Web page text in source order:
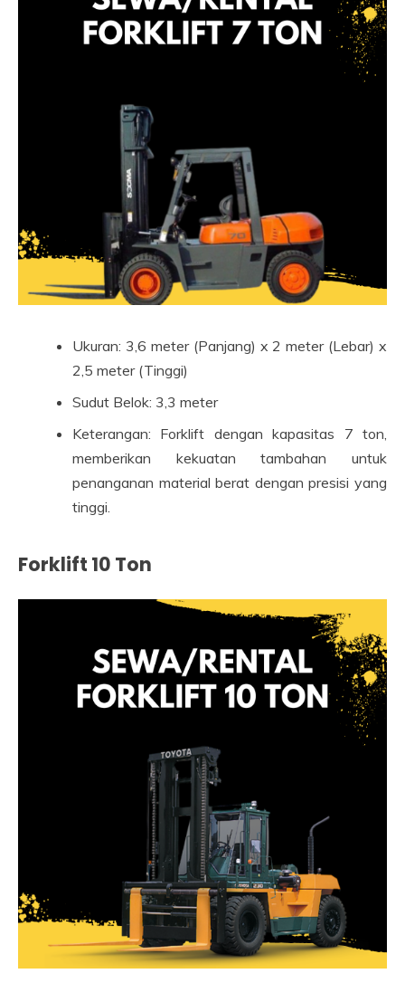
Ukuran: 3,6 meter (Panjang) x 2 meter (Lebar) x
2,5 meter (Tinggi)
Sudut Belok: 3,3 meter
Keterangan: Forklift dengan kapasitas 7 ton,
memberikan kekuatan tambahan untuk
penanganan material berat dengan presisi yang
tinggi.
Forklift 10 Ton